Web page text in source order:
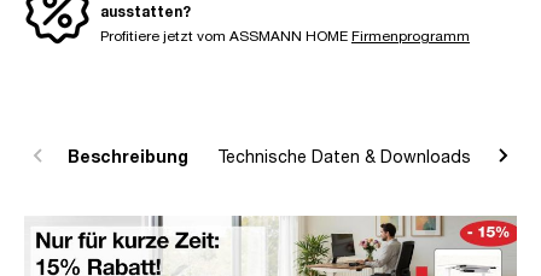
ausstatten?
Profitiere jetzt vom ASSMANN HOME Firmenprogramm
Beschreibung Technische Daten & Downloads